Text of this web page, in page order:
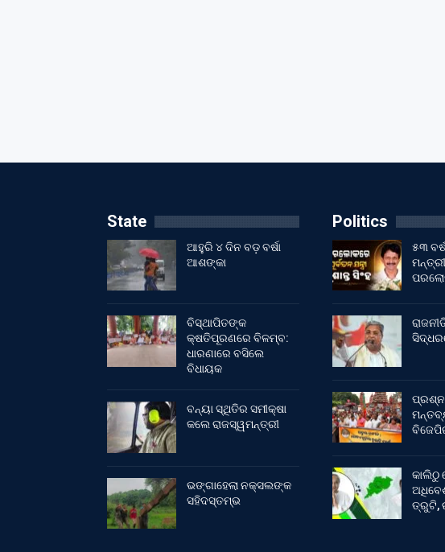
State
ଆହୁରି ୪ ଦିନ ବଡ଼ ବର୍ଷା
ଆଶଙ୍କା
ବିସ୍ଥାପିତଙ୍କ
କ୍ଷତିପୂରଣରେ ବିଳମ୍ବ:
ଧାରଣାରେ ବସିଲେ
ବିଧାୟକ
ବନ୍ୟା ସ୍ଥିତିର ସମୀକ୍ଷା
କଲେ ରାଜସ୍ୱମନ୍ତ୍ରୀ
ଭଙ୍ଗାହେଲା ନକ୍ସଲଙ୍କ
ସହିଦସ୍ତମ୍ଭ
Politics
୫୩
କାଲିଠୁ
ତ୍ରୁଟି,